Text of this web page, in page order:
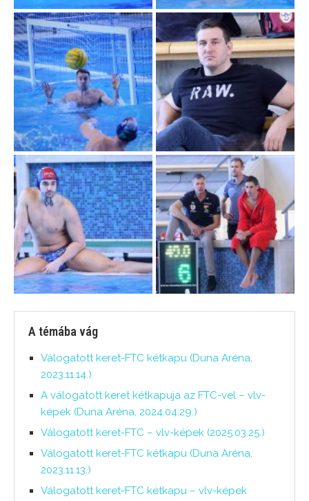
A témába vág
Válogatott keret-FTC kétkapu (Duna Aréna,
2023.11.14.)
A válogatott keret kétkapuja az FTC-vel – vlv-
képek (Duna Aréna, 2024.04.29.)
Válogatott keret-FTC – vlv-képek (2025.03.25.)
Válogatott keret-FTC kétkapu (Duna Aréna,
2023.11.13.)
Válogatott keret-FTC kétkapu – vlv-képek